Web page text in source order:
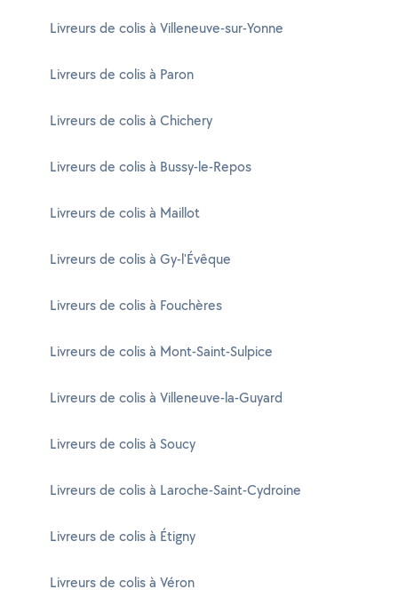
Livreurs de colis à Villeneuve-sur-Yonne
Livreurs de colis à Paron
Livreurs de colis à Chichery
Livreurs de colis à Bussy-le-Repos
Livreurs de colis à Maillot
Livreurs de colis à Gy-l'Évêque
Livreurs de colis à Fouchères
Livreurs de colis à Mont-Saint-Sulpice
Livreurs de colis à Villeneuve-la-Guyard
Livreurs de colis à Soucy
Livreurs de colis à Laroche-Saint-Cydroine
Livreurs de colis à Étigny
Livreurs de colis à Véron